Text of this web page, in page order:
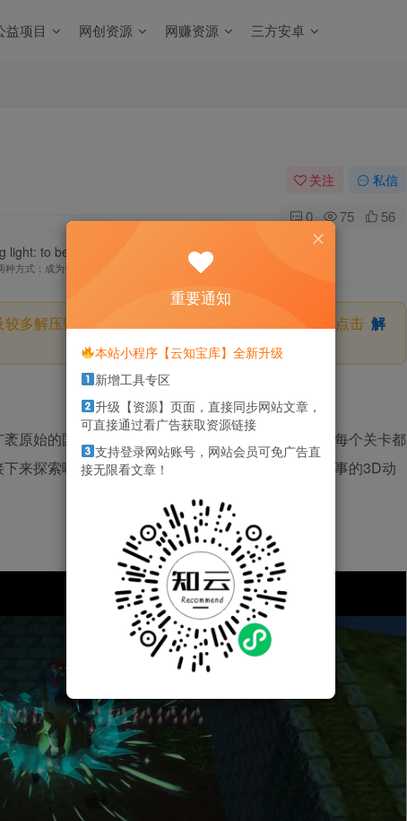
益项目 网创资源 网赚资源 三方安卓
关注 私信
0 75 56
to be the candle or the mirror that reflects it.
种方式：成为一支蜡烛或当一面镜子
多解压密码，如果你下载的资源需要解压密码，请点击 解
原始的国度，邂逅刺激的战斗和神秘陌生的风景。每个关卡都
来探索哪里？由你来决定！一切尽在这款非线性叙事的3D动
重要通知
本站小程序【云知宝库】全新升级
新增工具专区
升级【资源】页面，直接同步网站文章，
可直接通过看广告获取资源链接
支持登录网站账号，网站会员可免广告直
接无限看文章！